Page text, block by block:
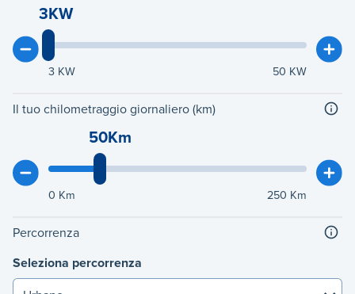
3KW
3 KW 50 KW
Il tuo chilometraggio giornaliero (km)
50Km
0 Km 250 Km
Percorrenza
Seleziona percorrenza